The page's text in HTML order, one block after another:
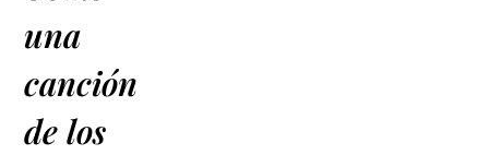
una
canción
de los